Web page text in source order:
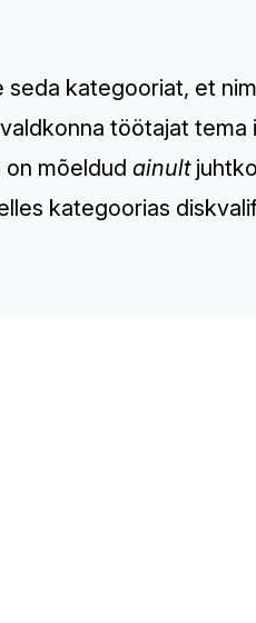
seda kategooriat, et
töötajat tema
mõeldud ainult
kategoorias